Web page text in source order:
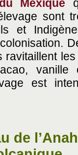
Mexique
sont
et
ravitaillent
vanille
est
de